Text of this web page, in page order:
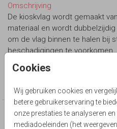
Cookies
Wij gebruiken cookies en
betere gebruikerservaring te
onze prestaties te analyseren
mediadoeleinden (het
Omschrijving
De kioskvlag wordt gemaakt
materiaal en wordt
om de vlag binnen te halen bij
beschadigingen te voorkomen.
Geboortevlag
Deze producten zijn